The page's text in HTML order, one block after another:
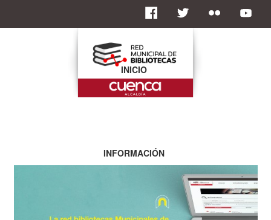
INICIO
INFORMACIÓN